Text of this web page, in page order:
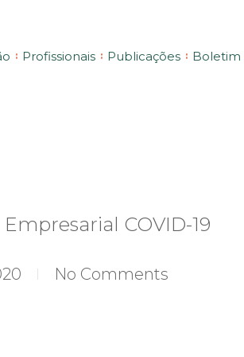
Profissionais Publicações Boletim
COVID-19
No Comments